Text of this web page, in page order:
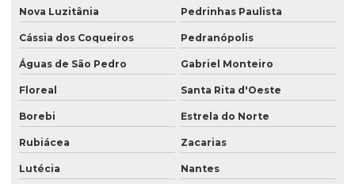
Nova Luzitânia Pedrinhas Paulista
Cássia dos Coqueiros Pedranópolis
Águas de São Pedro Gabriel Monteiro
Floreal Santa Rita d'Oeste
Borebi Estrela do Norte
Rubiácea Zacarias
Lutécia Nantes